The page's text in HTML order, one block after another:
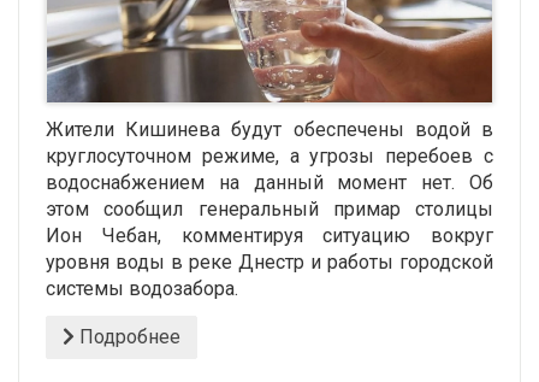
Жители Кишинева будут обеспечены водой в
круглосуточном режиме, а угрозы перебоев с
водоснабжением на данный момент нет. Об
этом сообщил генеральный примар столицы
Ион Чебан, комментируя ситуацию вокруг
уровня воды в реке Днестр и работы городской
системы водозабора.
Подробнее